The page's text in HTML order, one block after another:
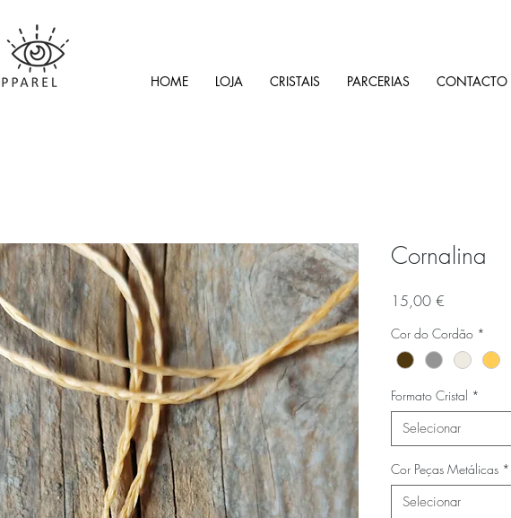
HOME LOJA CRISTAIS PARCERIAS CONTACTO
Cornalina
15,00 €
Cor do Cordão *
Formato Cristal *
Selecionar
Cor Peças Metálicas *
Selecionar